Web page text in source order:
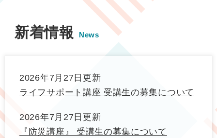
新着情報 News
2026年7月27日更新
ライフサポート講座 受講生の募集について
2026年7月27日更新
『防災講座』 受講生の募集について